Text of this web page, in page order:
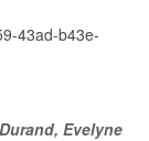
43ad-b43e-
Evelyne